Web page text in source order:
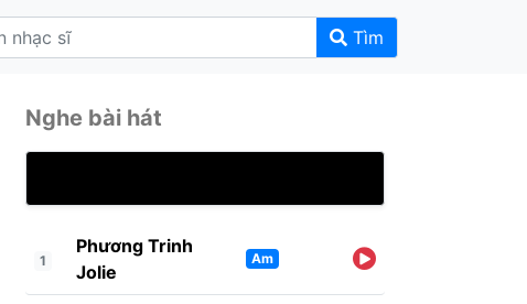
Tìm
Nghe bài hát
1
Phương Trinh
Jolie
Am